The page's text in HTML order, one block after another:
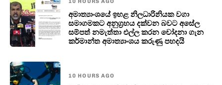
10 HOURS AGO
අමාත්‍යාංශයේ ඉහළ නිලධාරිනියක වගා
සමාගමකට අනුග්‍රහය දක්වන බවට අසේල
සම්පත් නමැත්තා එල්ල කරන චෝදනා ගැන
කර්මාන්ත අමාත්‍යාංශය කරුණු පහදයි
10 HOURS AGO